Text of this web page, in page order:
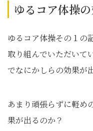
ゆるコア体操
ゆるコア体操その１の
取り組んでいただいて
でなにかしらの効果が
あまり頑張らずに軽め
果が出るのか？